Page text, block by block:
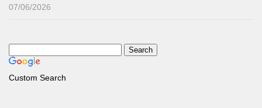
07/06/2026
Custom Search